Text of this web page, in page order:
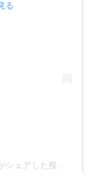
る
Reika Sakurai / 桜井玲香(@reika_s16)がシェアした投稿